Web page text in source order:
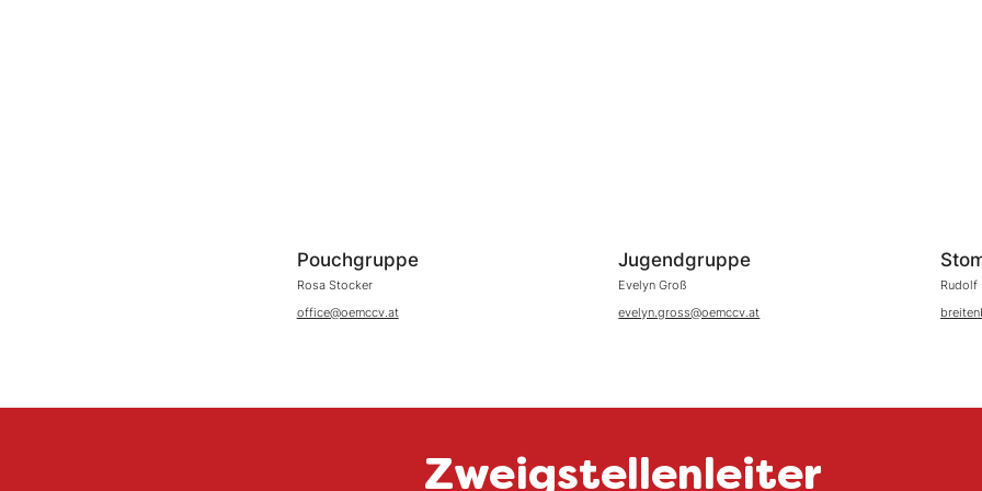
Pouchgruppe
Rosa Stocker
office@oemccv.at
Jugendgruppe
Evelyn Groß
evelyn.gross@oemccv.at
Rudolf
Zweigstellenleiter